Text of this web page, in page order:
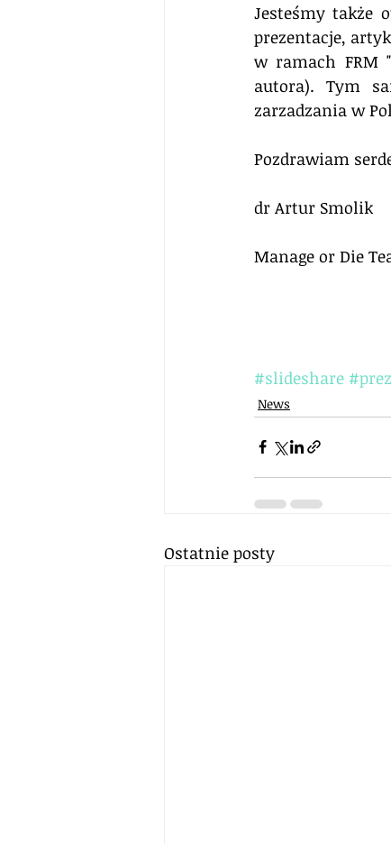
Jesteśmy także
prezentacje,
w ramach FRM
autora). Tym
zarzadzania w
Pozdrawiam
dr Artur Smolik
Manage or Die
#slideshare
News
Ostatnie posty